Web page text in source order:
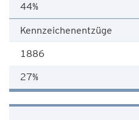
44%
Kennzeichenentzüge
1886
27%